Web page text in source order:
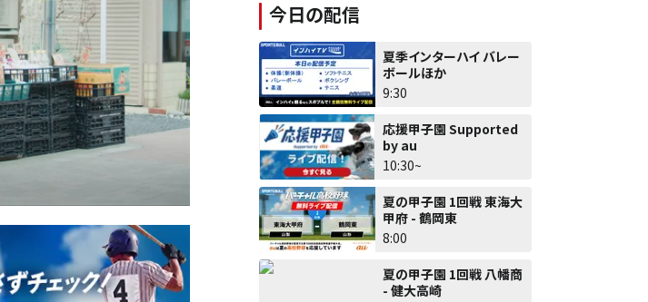
今日の配信
夏季インターハイ バレー
ボールほか
9:30
応援甲子園 Supported
by au
10:30~
夏の甲子園 1回戦 東海大
甲府 - 鶴岡東
8:00
夏の甲子園 1回戦 八幡商
- 健大高崎